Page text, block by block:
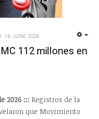
16 JUNE 2026
112 millones en
2026 ::: Registros de la
que Movimiento